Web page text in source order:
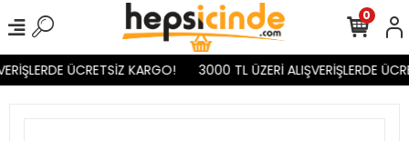
ÜCRETSİZ KARGO! 3000 TL ÜZERİ ALIŞVERİŞLERDE
0